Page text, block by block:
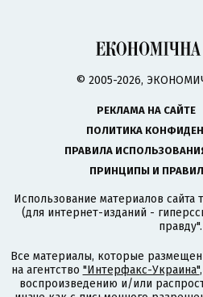
© 2005-2026,
РЕКЛАМА НА САЙТЕ
ПОЛИТИКА
ПРАВИЛА
ПРИНЦИПЫ И
Использование материалов сайта
(для интернет-изданий -
правду".
Все материалы, которые
на агентство "Интерфакс-Украина"
воспроизведению и/или